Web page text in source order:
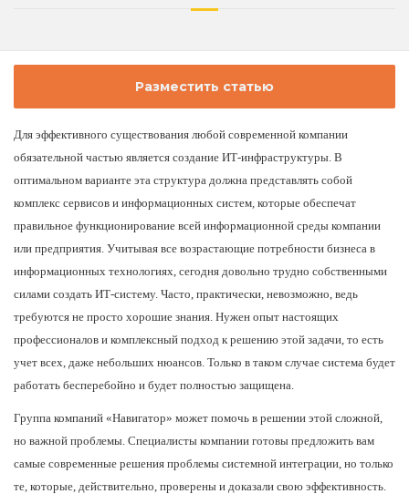
Разместить статью
Для эффективного существования любой современной компании
обязательной частью является создание ИТ-инфраструктуры. В
оптимальном варианте эта структура должна представлять собой
комплекс сервисов и информационных систем, которые обеспечат
правильное функционирование всей информационной среды компании
или предприятия. Учитывая все возрастающие потребности бизнеса в
информационных технологиях, сегодня довольно трудно собственными
силами создать ИТ-систему. Часто, практически, невозможно, ведь
требуются не просто хорошие знания. Нужен опыт настоящих
профессионалов и комплексный подход к решению этой задачи, то есть
учет всех, даже небольших нюансов. Только в таком случае система будет
работать бесперебойно и будет полностью защищена.
Группа компаний «Навигатор» может помочь в решении этой сложной,
но важной проблемы. Специалисты компании готовы предложить вам
самые современные решения проблемы системной интеграции, но только
те, которые, действительно, проверены и доказали свою эффективность.